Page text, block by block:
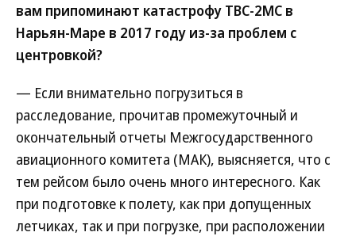
вам припоминают катастрофу ТВС-2МС в
Нарьян-Маре в 2017 году из-за проблем с
центровкой?
— Если внимательно погрузиться в
расследование, прочитав промежуточный и
окончательный отчеты Межгосударственного
авиационного комитета (МАК), выясняется, что с
тем рейсом было очень много интересного. Как
при подготовке к полету, как при допущенных
летчиках, так и при погрузке, при расположении